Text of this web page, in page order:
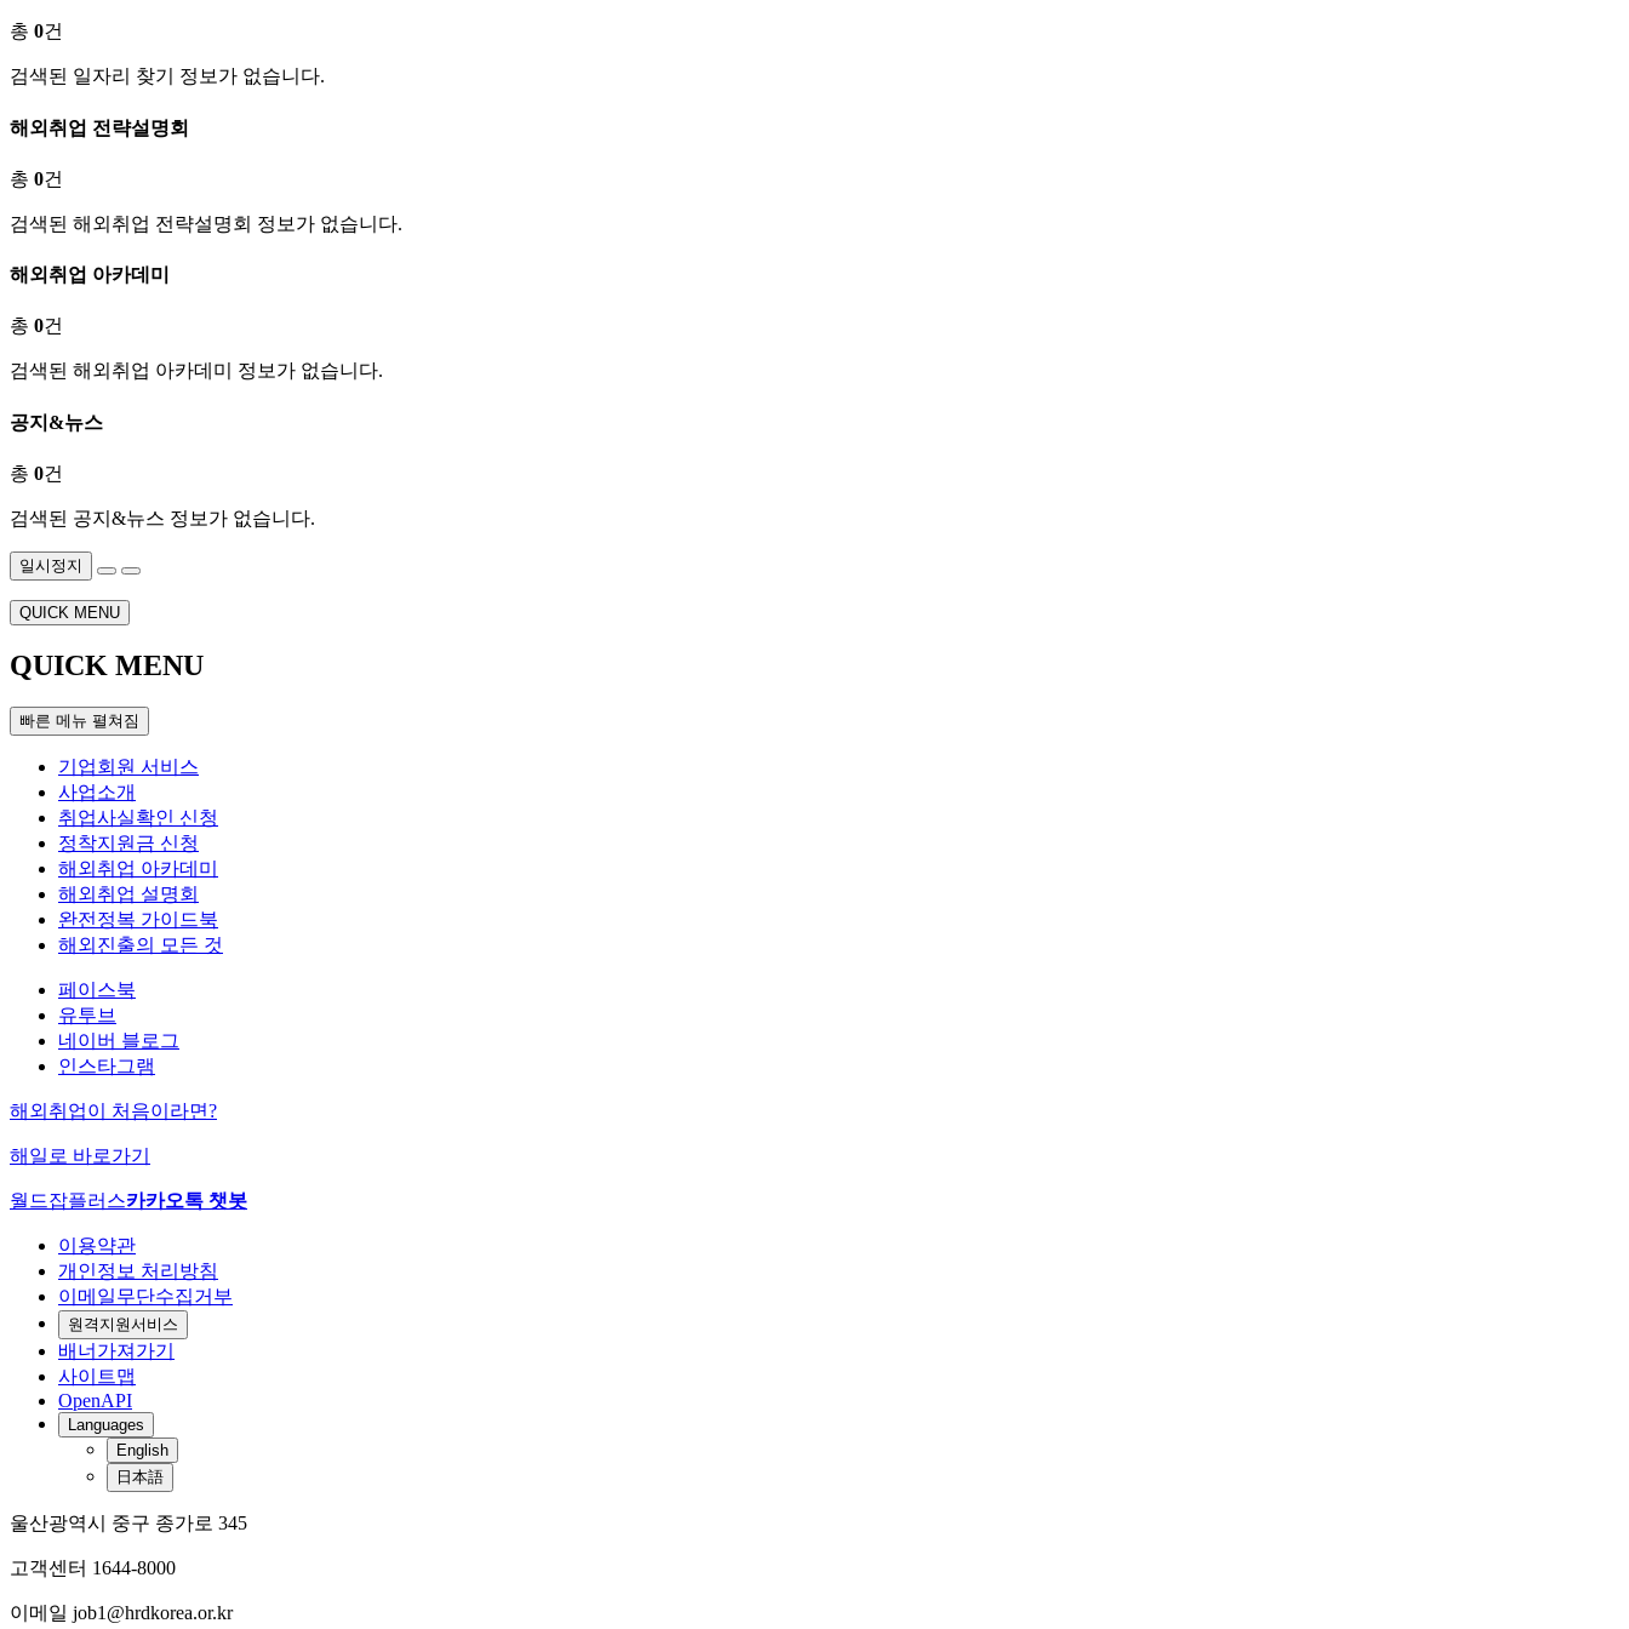
총 0건
검색된 일자리 찾기 정보가 없습니다.
해외취업 전략설명회
총 0건
검색된 해외취업 전략설명회 정보가 없습니다.
해외취업 아카데미
총 0건
검색된 해외취업 아카데미 정보가 없습니다.
공지&뉴스
총 0건
검색된 공지&뉴스 정보가 없습니다.
일시정지
QUICK MENU
QUICK MENU
빠른 메뉴 펼쳐짐
기업회원 서비스
사업소개
취업사실확인 신청
정착지원금 신청
해외취업 아카데미
해외취업 설명회
완전정복 가이드북
해외진출의 모든 것
페이스북
유투브
네이버 블로그
인스타그램
해외취업이 처음이라면?
해일로 바로가기
월드잡플러스카카오톡 챗봇
이용약관
개인정보 처리방침
이메일무단수집거부
원격지원서비스
배너가져가기
사이트맵
OpenAPI
Languages
English
日本語
울산광역시 중구 종가로 345
고객센터 1644-8000
이메일 job1@hrdkorea.or.kr